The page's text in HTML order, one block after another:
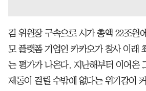
김 위원장 구속으로 시가 총액 22조원
모 플랫폼 기업인 카카오가 창사 이래
는 평가가 나온다. 지난해부터 이어온
제동이 걸릴 수밖에 없다는 위기감이